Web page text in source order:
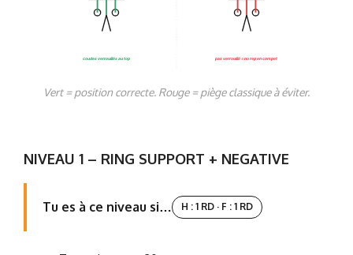
coudes verrouillés au top pas verrouillé = no rep en compet
Vert = position correcte. Rouge = piège classique à éviter.
NIVEAU 1 – RING SUPPORT + NEGATIVE
Tu es à ce niveau si… H : 1 RD · F : 1 RD